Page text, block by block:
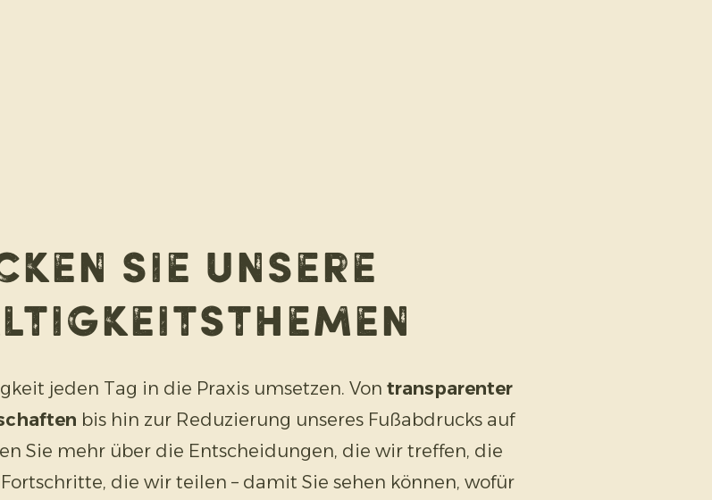
Sie unsere
jeden Tag in die Praxis umsetzen. Von transparenter
bis hin zur Reduzierung unseres Fußabdrucks auf
Sie mehr über die Entscheidungen, die wir treffen, die
die wir teilen – damit Sie sehen können, wofür